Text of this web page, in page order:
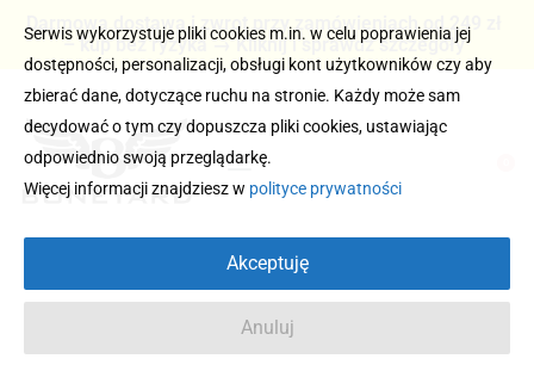
Darmowa dostawa i zwrot przy zamówieniach od 249 zł
– kup bez ryzyka → Kliknij i sprawdź szczegóły
Serwis wykorzystuje pliki cookies m.in. w celu poprawienia jej
dostępności, personalizacji, obsługi kont użytkowników czy aby
zbierać dane, dotyczące ruchu na stronie. Każdy może sam
decydować o tym czy dopuszcza pliki cookies, ustawiając
odpowiednio swoją przeglądarkę.
Więcej informacji znajdziesz w polityce prywatności
Akceptuję
Anuluj